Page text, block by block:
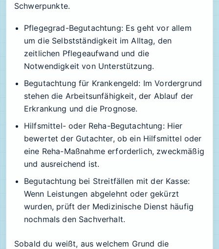
Schwerpunkte.
Pflegegrad-Begutachtung:Es geht vor allem
um die Selbstständigkeit im Alltag, den
zeitlichen Pflegeaufwand und die
Notwendigkeit von Unterstützung.
Begutachtung für Krankengeld: Im Vordergrund
stehen die Arbeitsunfähigkeit, der Ablauf der
Erkrankung und die Prognose.
Hilfsmittel- oder Reha-Begutachtung:Hier
bewertet der Gutachter, ob ein Hilfsmittel oder
eine Reha-Maßnahme erforderlich, zweckmäßig
und ausreichend ist.
Begutachtung bei Streitfällen mit der Kasse:
Wenn Leistungen abgelehnt oder gekürzt
wurden, prüft der Medizinische Dienst häufig
nochmals den Sachverhalt.
Sobald du weißt, aus welchem Grund die